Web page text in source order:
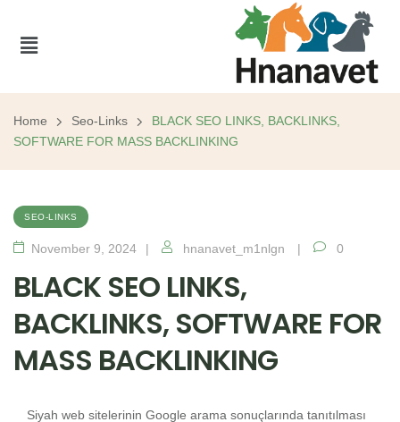
Home Seo-Links
BLACK SEO LINKS, BACKLINKS,
SOFTWARE FOR MASS BACKLINKING
SEO-LINKS
November 9, 2024 hnanavet_m1nlgn 0
BLACK SEO LINKS,
BACKLINKS, SOFTWARE FOR
MASS BACKLINKING
Siyah web sitelerinin Google arama sonuçlarında tanıtılması